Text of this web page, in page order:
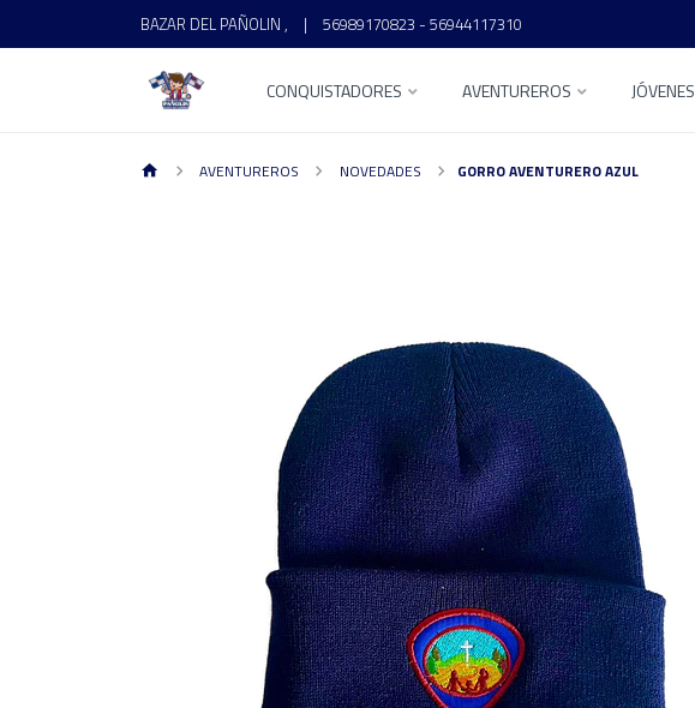
BAZAR DEL PAÑOLIN , | 56989170823 - 56944117310
CONQUISTADORES AVENTUREROS JÓVENES
AVENTUREROS NOVEDADES GORRO AVENTURERO AZUL